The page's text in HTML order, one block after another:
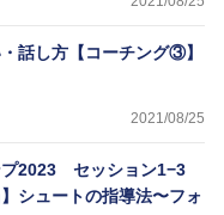
話し方【コーチング③】
2021/08/25
プ2023 セッション1−3
シュートの指導法〜フォ